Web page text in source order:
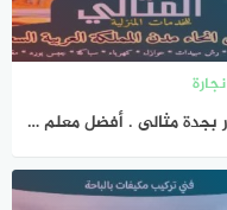
نجارة
نجار بجدة مثالى . أفضل معلم نجارة فى جدة عام ٢٠٢٦ المثالى للنجارة